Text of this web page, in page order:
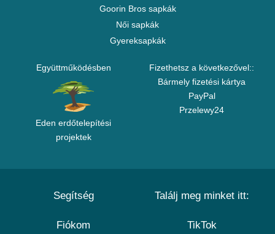
Goorin Bros sapkák
Női sapkák
Gyereksapkák
Együttműködésben
Eden erdőtelepítési
projektek
Fizethetsz a következővel::
Bármely fizetési kártya
PayPal
Przelewy24
Segítség
Fiókom
Találj meg minket itt:
TikTok